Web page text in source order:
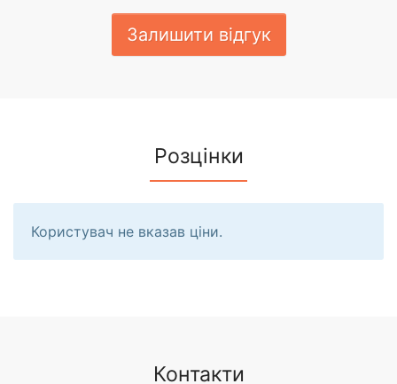
Залишити відгук
Розцінки
Користувач не вказав ціни.
Контакти